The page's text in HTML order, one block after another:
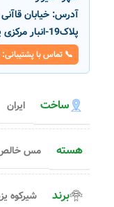
آدرس:
پلاک19-انبار مرکزی پارسانور
📞 تماس با پشتیبانی: 09190836720
ساخت ایران
هسته مس
برند شیرکوه